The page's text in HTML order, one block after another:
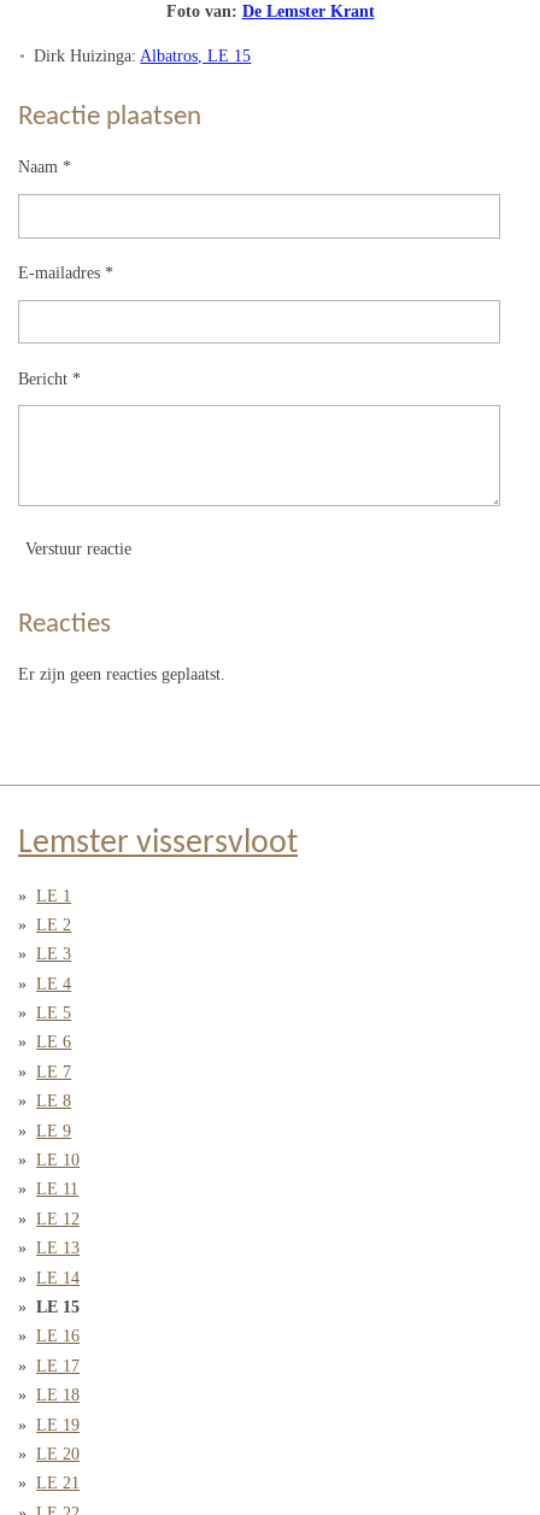
Foto van: De Lemster Krant
Dirk Huizinga: Albatros, LE 15
Reactie plaatsen
Naam *
E-mailadres *
Bericht *
Verstuur reactie
Reacties
Er zijn geen reacties geplaatst.
Lemster vissersvloot
LE 1
LE 2
LE 3
LE 4
LE 5
LE 6
LE 7
LE 8
LE 9
LE 10
LE 11
LE 12
LE 13
LE 14
LE 15
LE 16
LE 17
LE 18
LE 19
LE 20
LE 21